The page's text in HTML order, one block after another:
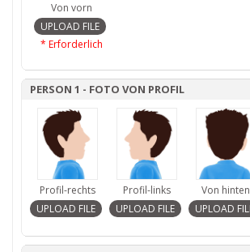
Von vorn
* Erforderlich
PERSON 1 - FOTO VON PROFIL
Profil-rechts Profil-links Von hinten